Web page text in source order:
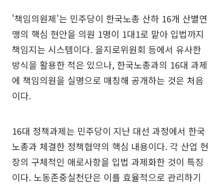
'책임의원제'는 민주당이 한국노총 산하 16개 산별연
맹의 핵심 현안을 의원 1명이 1대1로 맡아 입법까지
책임지는 시스템이다. 을지로위원회 등에서 유사한
방식을 활용한 적은 있으나, 한국노총과의 16대 과제
에 책임의원을 실명으로 매칭해 공개하는 것은 처음
이다.
16대 정책과제는 민주당이 지난 대선 과정에서 한국
노총과 체결한 정책협약의 핵심 내용이다. 각 산업 현
장의 구체적인 애로사항을 입법 과제화한 것이 특징
이다. 노동존중실천단은 이를 효율적으로 관리하기